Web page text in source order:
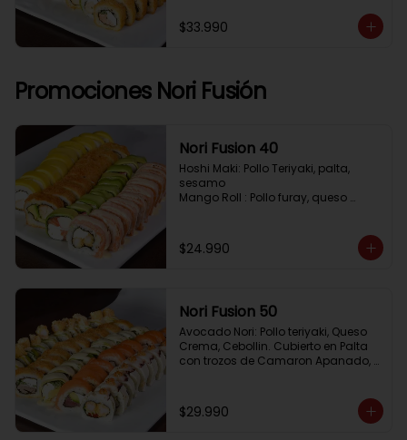
Frito 1: Champiñon Tempura,
Pimenton, Queso Crema
Cebollin
$33.990
Promociones Nori Fusión
Nori Fusion 40
Hoshi Maki: Pollo Teriyaki, palta,
sesamo
Mango Roll : Pollo furay, queso
Avocado Oriental: Salmon,
Kanikama, Queso crema, cubierto
Salmon, bañado en salsa
Acevichada
$24.990
Nori Fusion 50
Avocado Nori: Pollo teriyaki, Queso
Crema, Cebollin. Cubierto en Palta
con trozos de Camaron Apanado,
Palta, cubierto en Salmon
Shirosakana Oriental: Pescado
$29.990